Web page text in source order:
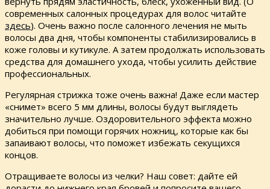
современных салонных процедурах для волос читайте
здесь). Очень важно после салонного лечения не мыть
волосы два дня, чтобы компоненты стабилизировались в
коже головы и кутикуле. А затем продолжать использовать
средства для домашнего ухода, чтобы усилить действие
профессиональных.
Регулярная стрижка тоже очень важна! Даже если мастер
«снимет» всего 5 мм длины, волосы будут выглядеть
значительно лучше. Оздоровительного эффекта можно
добиться при помощи горячих ножниц, которые как бы
запаивают волосы, что поможет избежать секущихся
концов.
Отращиваете волосы из челки? Наш совет: дайте ей